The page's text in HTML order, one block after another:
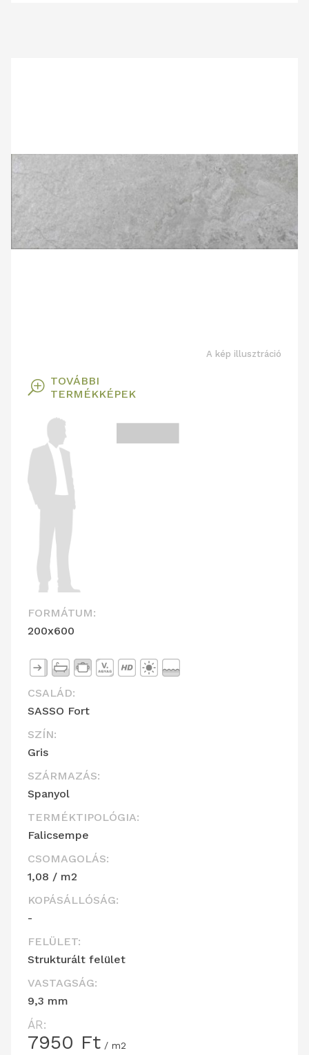
A kép illusztráció
T TOVÁBBI
TERMÉKKÉPEK
FORMÁTUM:
200x600
CSALÁD:
SASSO Fort
SZÍN:
Gris
SZÁRMAZÁS:
Spanyol
TERMÉKTIPOLÓGIA:
Falicsempe
CSOMAGOLÁS:
1,08 / m2
KOPÁSÁLLÓSÁG:
-
FELÜLET:
Strukturált felület
VASTAGSÁG:
9,3 mm
ÁR:
7950 Ft / m2